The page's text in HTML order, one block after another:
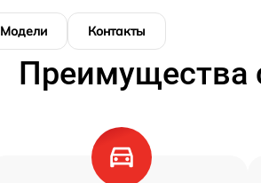
Модели Контакты
Преимущества